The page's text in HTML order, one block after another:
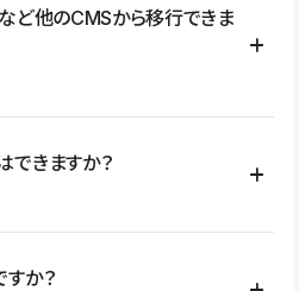
サイト、LP、採用サイト、ブロ
、店舗・商品紹介サイト、ポートフ
。
ど他のCMSから移行できま
テンツ、URLを整理したうえで、
できます。 WordPressの場合は、
のまま移行されるわけではないた
できますか？
イトや、複数部門での運用、権限管
か？